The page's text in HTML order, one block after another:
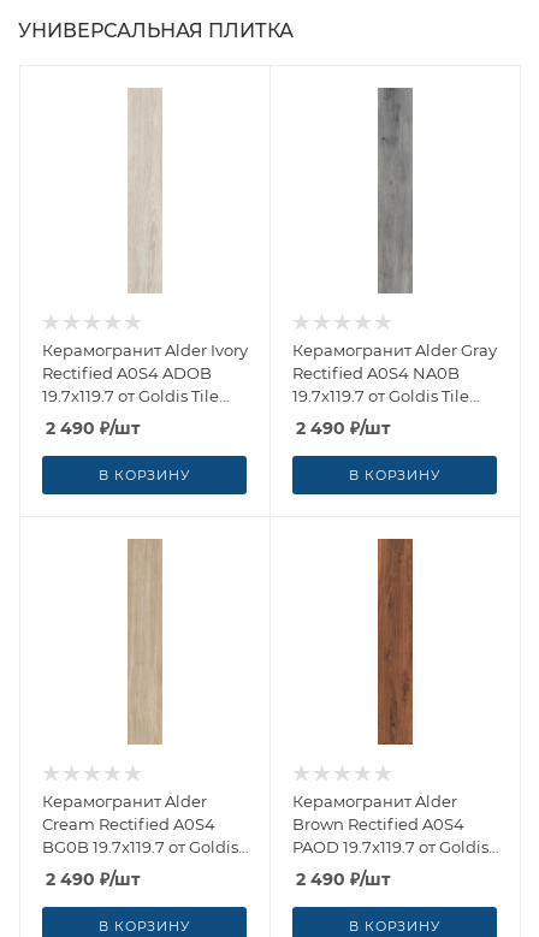
УНИВЕРСАЛЬНАЯ ПЛИТКА
Керамогранит Alder Ivory
Rectified A0S4 ADOB
19.7x119.7 от Goldis Tile
(Иран)
2 490 ₽/шт
В КОРЗИНУ
Керамогранит Alder Gray
Rectified A0S4 NA0B
19.7x119.7 от Goldis Tile
(Иран)
2 490 ₽/шт
В КОРЗИНУ
Керамогранит Alder
Cream Rectified A0S4
BG0B 19.7x119.7 от Goldis
Tile (Иран)
2 490 ₽/шт
В КОРЗИНУ
Керамогранит Alder
Brown Rectified A0S4
PAOD 19.7x119.7 от Goldis
Tile (Иран)
2 490 ₽/шт
В КОРЗИНУ